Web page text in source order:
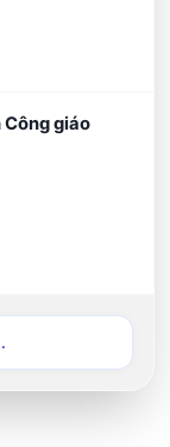
giáo